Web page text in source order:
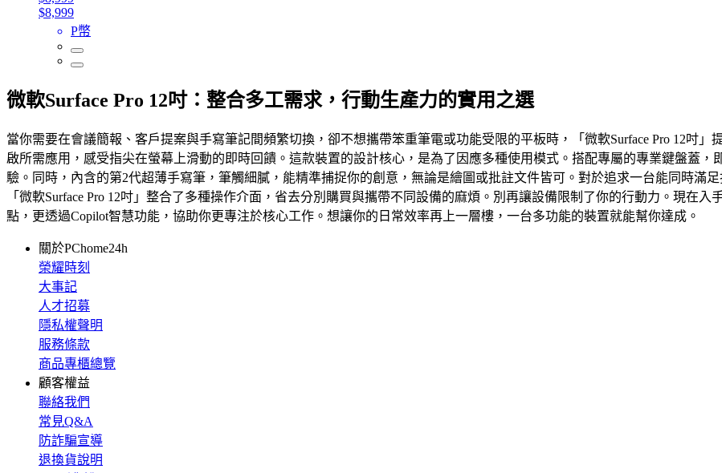
$8,999
P幣
微軟Surface Pro 12吋：整合多工需求，行動生產力的實用之選
當你需要在會議簡報、客戶提案與手寫筆記間頻繁切換，卻不想攜帶笨重筆電或功能受限的平板時，「微軟Surface Pro 12吋
啟所需應用，感受指尖在螢幕上滑動的即時回饋。這款裝置的設計核心，是為了因應多種使用模式。搭配專屬的專業鍵盤蓋
驗。同時，內含的第2代超薄手寫筆，筆觸細膩，能精準捕捉你的創意，無論是繪圖或批註文件皆可。對於追求一台能同時滿
「微軟Surface Pro 12吋」整合了多種操作介面，省去分別購買與攜帶不同設備的麻煩。別再讓設備限制了你的行動力。現在入
點，更透過Copilot智慧功能，協助你更專注於核心工作。想讓你的日常效率再上一層樓，一台多功能的裝置就能幫你達成。
關於PChome24h
榮耀時刻
大事記
人才招募
隱私權聲明
服務條款
商品專櫃總覽
顧客權益
聯絡我們
常見Q&A
防詐騙宣導
退換貨說明